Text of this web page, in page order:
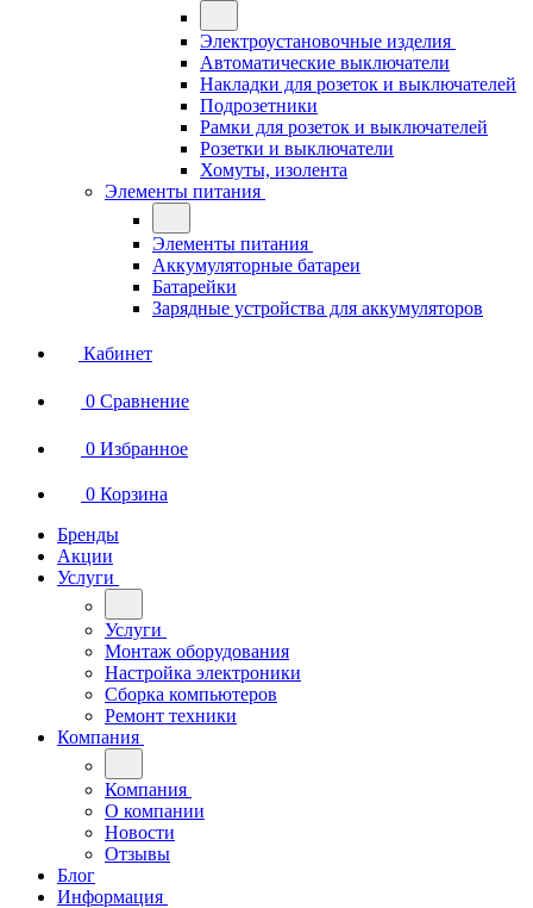
Электроустановочные изделия
Автоматические выключатели
Накладки для розеток и выключателей
Подрозетники
Рамки для розеток и выключателей
Розетки и выключатели
Хомуты, изолента
Элементы питания
Элементы питания
Аккумуляторные батареи
Батарейки
Зарядные устройства для аккумуляторов
Кабинет
0 Сравнение
0 Избранное
0 Корзина
Бренды
Акции
Услуги
Услуги
Монтаж оборудования
Настройка электроники
Сборка компьютеров
Ремонт техники
Компания
Компания
О компании
Новости
Отзывы
Блог
Информация